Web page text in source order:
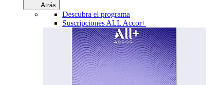
Atrás
Descubra el programa
Suscripciones ALL Accor+